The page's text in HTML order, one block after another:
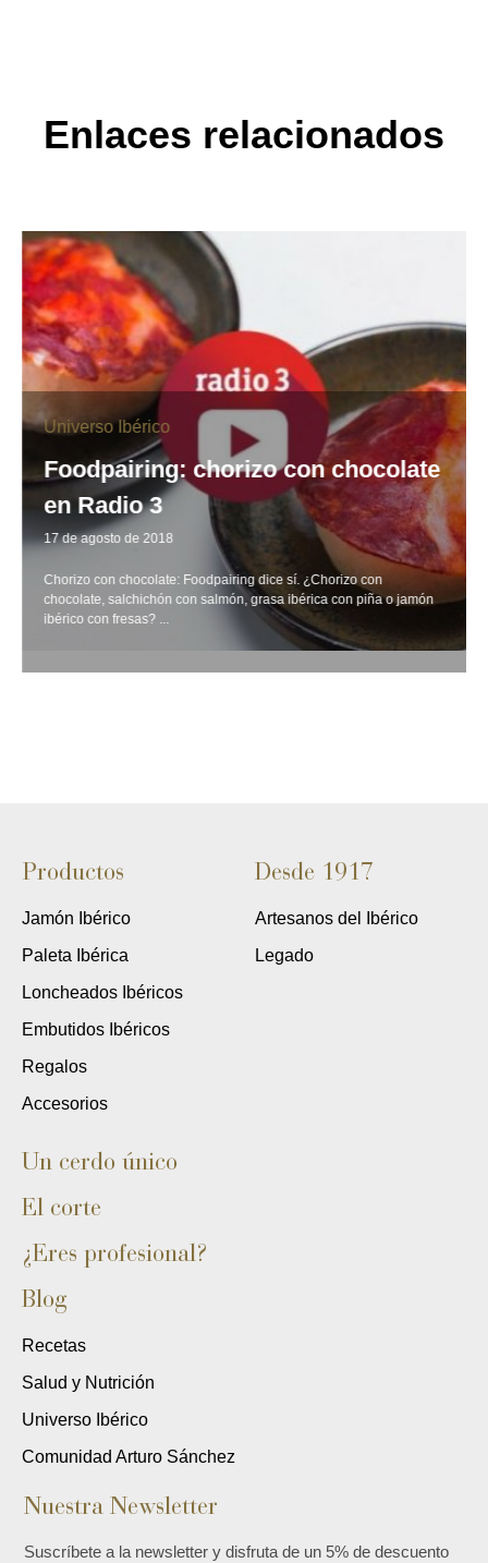
Enlaces relacionados
Universo Ibérico
Foodpairing: chorizo con chocolate
en Radio 3
17 de agosto de 2018
Chorizo con chocolate: Foodpairing dice sí. ¿Chorizo con
chocolate, salchichón con salmón, grasa ibérica con piña o jamón
ibérico con fresas? ...
Productos
Jamón Ibérico
Paleta Ibérica
Loncheados Ibéricos
Embutidos Ibéricos
Regalos
Accesorios
Desde 1917
Artesanos del Ibérico
Legado
Un cerdo único
El corte
¿Eres profesional?
Blog
Recetas
Salud y Nutrición
Universo Ibérico
Comunidad Arturo Sánchez
Nuestra Newsletter
Suscríbete a la newsletter y disfruta de un 5% de descuento